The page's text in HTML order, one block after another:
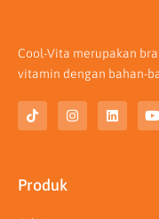
Cool-Vita merupakan
vitamin dengan bahan-
T
i
k
I
n
s
L
i
n
Y
o
u
Produk